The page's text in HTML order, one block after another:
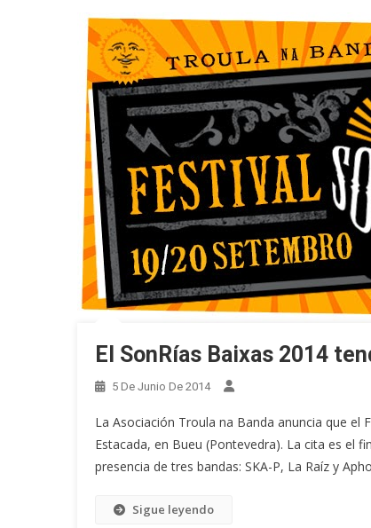
El SonRías Baixas 2014
5 De Junio De 2014
La Asociación Troula na Banda anuncia que el
Estacada, en Bueu (Pontevedra). La cita es el
presencia de tres bandas: SKA-P, La Raíz y
Sigue leyendo